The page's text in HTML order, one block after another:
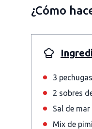
¿Cómo
3
2 sobres
Sal de
Mix de